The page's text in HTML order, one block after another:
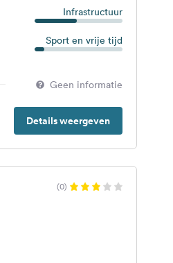
Infrastructuur
Sport en vrije tijd
Geen informatie
Details weergeven
(0)